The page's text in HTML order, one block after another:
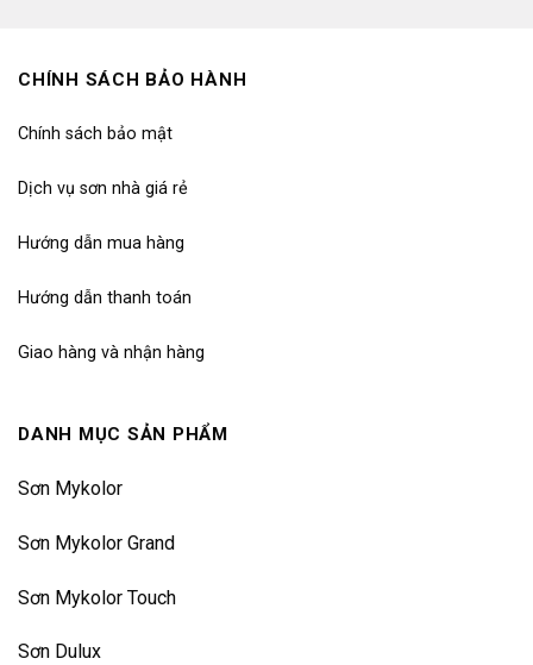
CHÍNH SÁCH BẢO HÀNH
Chính sách bảo mật
Dịch vụ sơn nhà giá rẻ
Hướng dẫn mua hàng
Hướng dẫn thanh toán
Giao hàng và nhận hàng
DANH MỤC SẢN PHẨM
Sơn Mykolor
Sơn Mykolor Grand
Sơn Mykolor Touch
Sơn Dulux